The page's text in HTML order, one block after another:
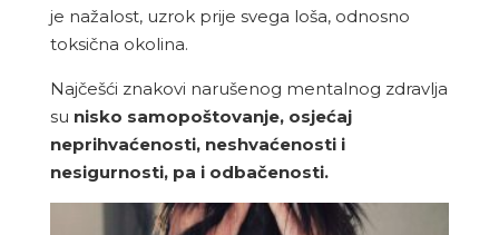
je nažalost, uzrok prije svega loša, odnosno
toksična okolina.
Najčešći znakovi narušenog mentalnog zdravlja
su nisko samopoštovanje, osjećaj
neprihvaćenosti, neshvaćenosti i
nesigurnosti, pa i odbačenosti.